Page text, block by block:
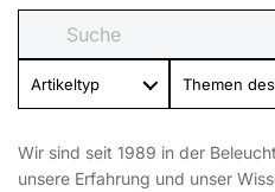
Artikeltyp Themen
Wir sind seit 1989 in der
unsere Erfahrung und unser